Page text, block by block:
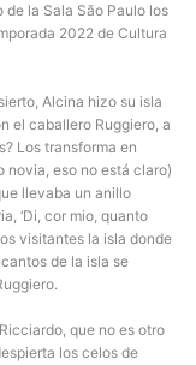
de la Sala São Paulo los
2022 de Cultura
Alcina hizo su isla
el caballero Ruggiero, a
Los transforma en
novia, eso no está claro)
llevaba un anillo
‘Di, cor mio, quanto
visitantes la isla donde
de la isla se
que no es otro
los celos de